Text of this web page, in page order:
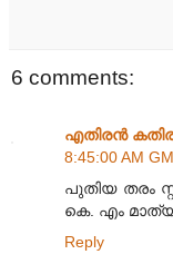
6 comments:
എതിരന്‍
8:45:00 AM
പുതിയ തരം
കെ. എം
Reply